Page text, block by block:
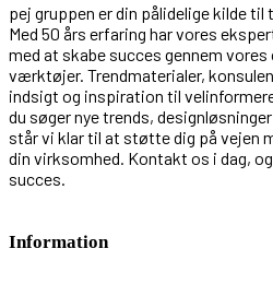
pej gruppen er din pålidelige kilde
Med 50 års erfaring har vores
med at skabe succes gennem
værktøjer. Trendmaterialer,
indsigt og inspiration til
du søger nye trends,
står vi klar til at støtte dig på vejen
din virksomhed. Kontakt os i dag,
succes.
Information